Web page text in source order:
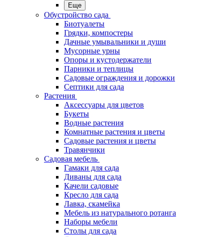
Еще
Обустройство сада
Биотуалеты
Грядки, компостеры
Дачные умывальники и души
Мусорные урны
Опоры и кустодержатели
Парники и теплицы
Садовые ограждения и дорожки
Септики для сада
Растения
Аксессуары для цветов
Букеты
Водные растения
Комнатные растения и цветы
Садовые растения и цветы
Травянчики
Садовая мебель
Гамаки для сада
Диваны для сада
Качели садовые
Кресло для сада
Лавка, скамейка
Мебель из натурального ротанга
Наборы мебели
Столы для сада